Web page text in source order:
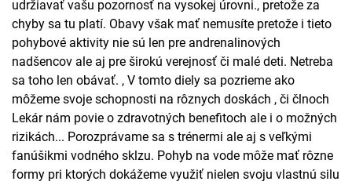
udržiavať vašu pozornosť na vysokej úrovni., pretože za
chyby sa tu platí. Obavy však mať nemusíte pretože i tieto
pohybové aktivity nie sú len pre andrenalinových
nadšencov ale aj pre širokú verejnosť či malé deti. Netreba
sa toho len obávať. , V tomto diely sa pozrieme ako
môžeme svoje schopnosti na rôznych doskách , či člnoch
Lekár nám povie o zdravotných benefitoch ale i o možných
rizikách... Porozprávame sa s trénermi ale aj s veľkými
fanúšikmi vodného sklzu. Pohyb na vode môže mať rôzne
formy pri ktorých dokážeme využiť nielen svoju vlastnú silu